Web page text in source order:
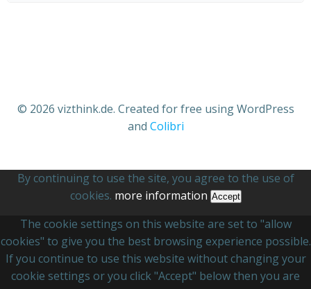
© 2026 vizthink.de. Created for free using WordPress
and Colibri
By continuing to use the site, you agree to the use of
cookies. more information Accept
The cookie settings on this website are set to "allow
cookies" to give you the best browsing experience possible.
If you continue to use this website without changing your
cookie settings or you click "Accept" below then you are